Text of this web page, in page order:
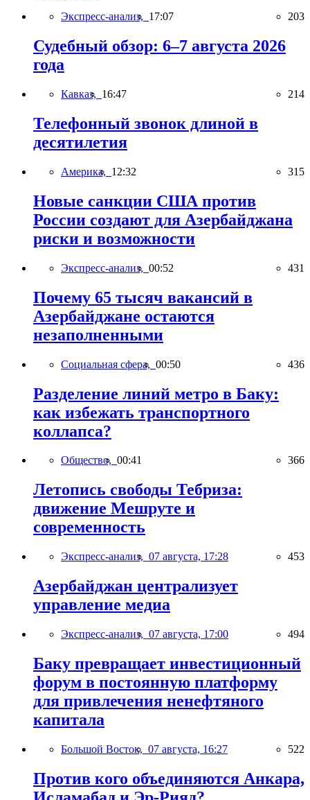
Экспресс-анализ, 17:07 203
Судебный обзор: 6–7 августа 2026
года
Кавказ, 16:47 214
Телефонный звонок длиной в
десятилетия
Америка, 12:32 315
Новые санкции США против
России создают для Азербайджана
риски и возможности
Экспресс-анализ, 00:52 431
Почему 65 тысяч вакансий в
Азербайджане остаются
незаполненными
Социальная сфера, 00:50 436
Разделение линий метро в Баку:
как избежать транспортного
коллапса?
Общество, 00:41 366
Летопись свободы Тебриза:
движение Мешруте и
современность
Экспресс-анализ, 07 августа, 17:28 453
Азербайджан централизует
управление медиа
Экспресс-анализ, 07 августа, 17:00 494
Баку превращает инвестиционный
форум в постоянную платформу
для привлечения ненефтяного
капитала
Большой Восток, 07 августа, 16:27 522
Против кого объединяются Анкара,